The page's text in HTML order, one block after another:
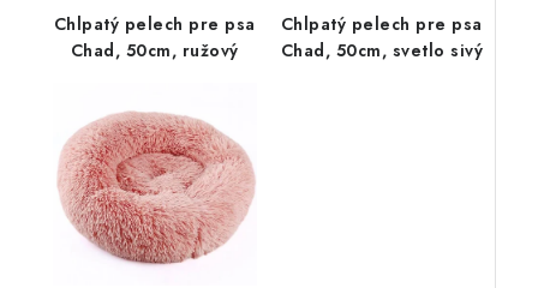
Chlpatý pelech pre psa
Chad, 50cm, ružový
Chlpatý pelech pre psa
Chad, 50cm, svetlo sivý